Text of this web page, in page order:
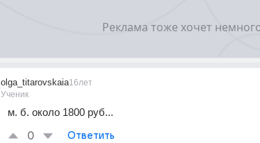
olga_titarovskaia
Ученик
16лет
м. б. около 1800 руб...
0 Ответить